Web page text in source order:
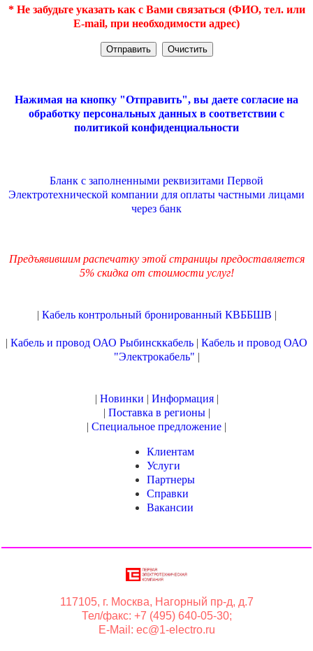
* Не забудьте указать как с Вами связаться (ФИО, тел. или
E-mail, при необходимости адрес)
Нажимая на кнопку "Отправить", вы даете согласие на
обработку персональных данных в соответствии с
политикой конфиденциальности
Бланк с заполненными реквизитами Первой
Электротехнической компании для оплаты частными лицами
через банк
Предъявившим распечатку этой страницы предоставляется
5% скидка от стоимости услуг!
| Кабель контрольный бронированный КВББШВ |
| Кабель и провод ОАО Рыбинсккабель | Кабель и провод ОАО
"Электрокабель" |
| Новинки | Информация|
| Поставка в регионы|
| Специальное предложение |
Клиентам
Услуги
Партнеры
Справки
Вакансии
117105, г. Москва, Нагорный пр-д, д.7
Тел/факс: +7 (495) 640-05-30;
E-Mail: ec@1-electro.ru